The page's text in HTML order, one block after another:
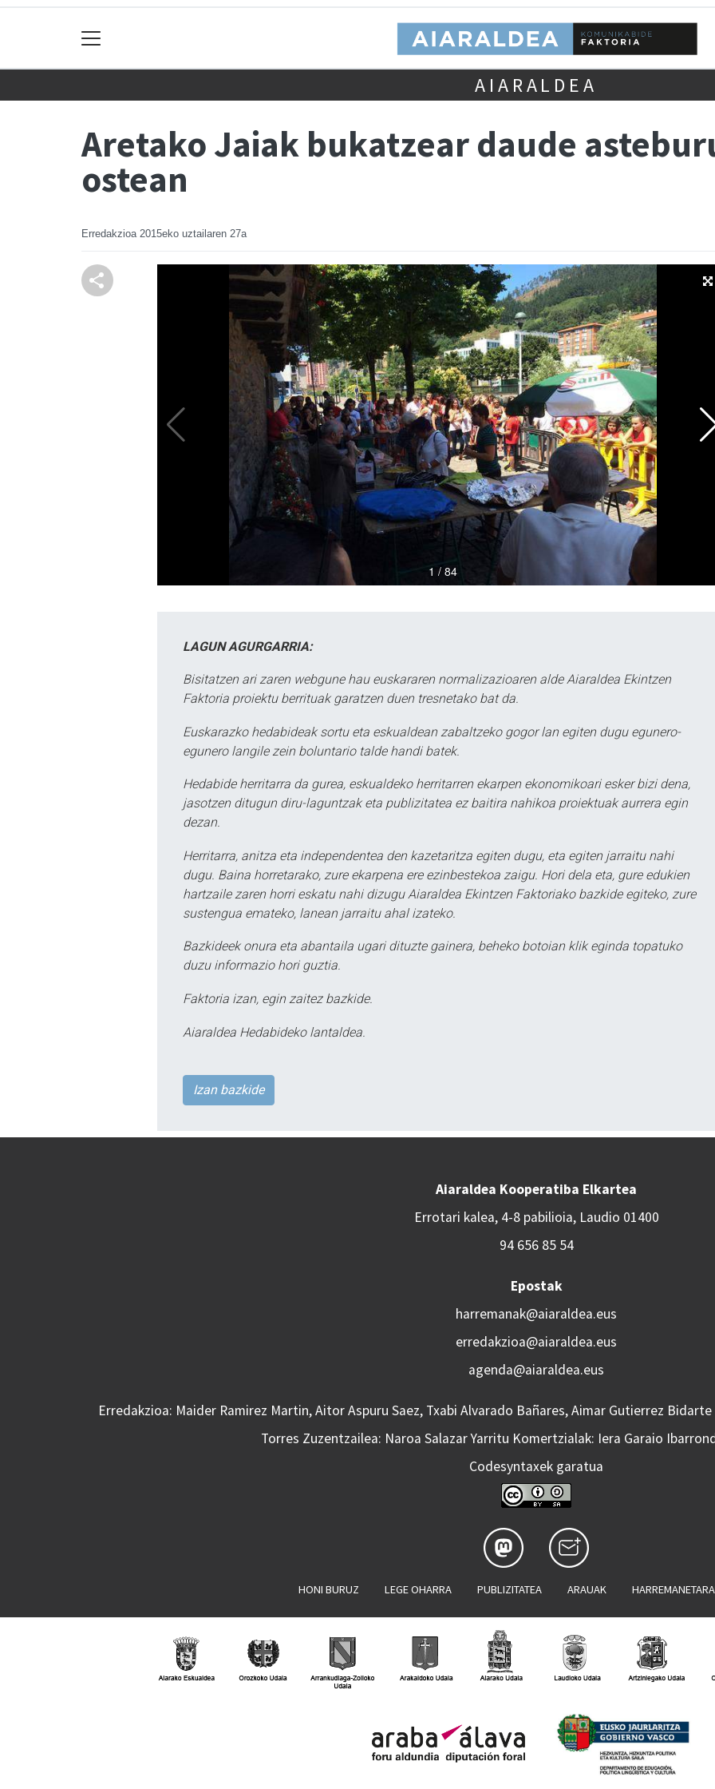
AIARALDEA
Aretako Jaiak bukatzear daude
ostean
Erredakzioa 2015eko uztailaren 27a
LAGUN AGURGARRIA:
Bisitatzen ari zaren webgune hau euskararen normalizazioaren alde Aiaraldea Ekintzen
Faktoria proiektu berrituak garatzen duen tresnetako bat da.
Euskarazko hedabideak sortu eta eskualdean zabaltzeko gogor lan egiten dugu egunero-
egunero langile zein boluntario talde handi batek.
Hedabide herritarra da gurea, eskualdeko herritarren ekarpen ekonomikoari esker bizi dena,
jasotzen ditugun diru-laguntzak eta publizitatea ez baitira nahikoa proiektuak aurrera egin
dezan.
Herritarra, anitza eta independentea den kazetaritza egiten dugu, eta egiten jarraitu nahi
dugu. Baina horretarako, zure ekarpena ere ezinbestekoa zaigu. Hori dela eta, gure edukien
hartzaile zaren horri eskatu nahi dizugu Aiaraldea Ekintzen Faktoriako bazkide egiteko, zure
sustengua emateko, lanean jarraitu ahal izateko.
Bazkideek onura eta abantaila ugari dituzte gainera, beheko botoian klik eginda topatuko
duzu informazio hori guztia.
Faktoria izan, egin zaitez bazkide.
Aiaraldea Hedabideko lantaldea.
Izan bazkide
Aiaraldea Kooperatiba Elkartea
Errotari kalea, 4-8 pabilioia, Laudio 01400
94 656 85 54
Epostak
harremanak@aiaraldea.eus
erredakzioa@aiaraldea.eus
agenda@aiaraldea.eus
Erredakzioa: Maider Ramirez Martin, Aitor Aspuru Saez, Txabi Alvarado Bañares, Aimar Gutierrez
Torres Zuzentzailea: Naroa Salazar Yarritu Komertzialak: Iera Garaio
Codesyntaxek garatua
HONI BURUZ LEGE OHARRA PUBLIZITATEA ARAUAK